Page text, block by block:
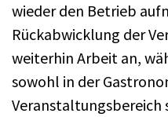
wieder den Betrieb
Rückabwicklung der
weiterhin Arbeit an,
sowohl in der
Veranstaltungsbereich